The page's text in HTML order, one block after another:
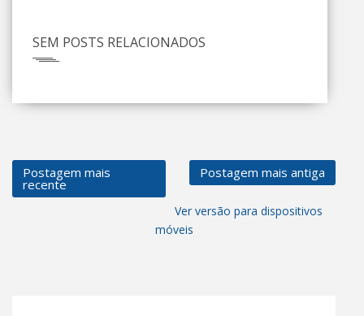
SEM POSTS RELACIONADOS
Postagem mais
recente
Postagem mais antiga
Ver versão para dispositivos
móveis